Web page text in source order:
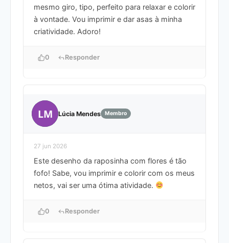
mesmo giro, tipo, perfeito para relaxar e colorir
à vontade. Vou imprimir e dar asas à minha
criatividade. Adoro!
0 Responder
LM Lúcia Mendes Membro
27 jun 2026
Este desenho da raposinha com flores é tão
fofo! Sabe, vou imprimir e colorir com os meus
netos, vai ser uma ótima atividade.
0 Responder